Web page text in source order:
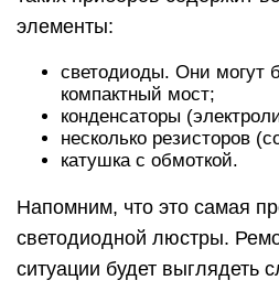
элементы:
светодиоды. Они могут
компактный мост;
конденсаторы
несколько резисторов
катушка с обмоткой.
Напомним, что это самая
светодиодной люстры.
ситуации будет выглядеть